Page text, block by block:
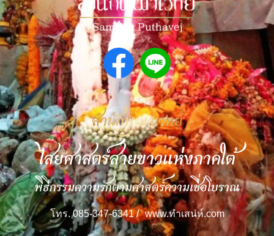
สำนักพุฒาเวทย์
ไสยศาสตร์สายขาวแห่งภาคใต้
พิธีกรรมความรักตามศาสตร์ความเชื่อโบราณ
โทร. 085-347-6341 / www.ทําเสน่ห์.com